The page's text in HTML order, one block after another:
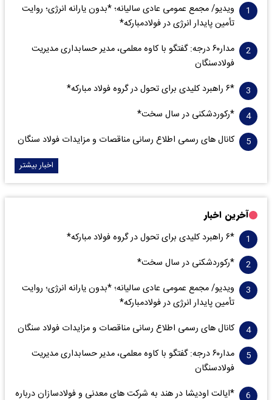
ویدیو/ مجمع عمومی عادی سالیانه؛ *بدون یارانه انرژی؛ روایت
تأمین پایدار انرژی در فولادمبارکه*
مدار‌۶٠ درجه: گفتگو با کاوه معلمی، مدیر حسابداری مدیریت
فولادسنگان
*۶ راهبرد کلیدی برای تحول در گروه فولاد مبارکه*
*رکوردشکنی در سال سخت*
کانال های رسمی اطلاع رسانی مناقصات و مزایدات فولاد سنگان
اخبار بیشتر
آخرین اخبار
*۶ راهبرد کلیدی برای تحول در گروه فولاد مبارکه*
*رکوردشکنی در سال سخت*
ویدیو/ مجمع عمومی عادی سالیانه؛ *بدون یارانه انرژی؛ روایت
تأمین پایدار انرژی در فولادمبارکه*
کانال های رسمی اطلاع رسانی مناقصات و مزایدات فولاد سنگان
مدار‌۶٠ درجه: گفتگو با کاوه معلمی، مدیر حسابداری مدیریت
فولادسنگان
*ایالت اودیشا در هند به شرکت های معدنی و فولادسازان درباره